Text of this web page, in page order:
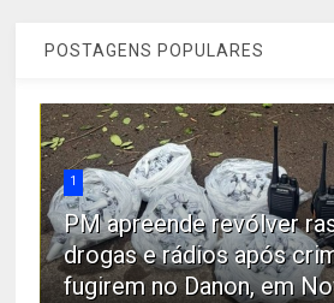
POSTAGENS POPULARES
1
PM apreende revólver
drogas e rádios após
fugirem no Danon, em